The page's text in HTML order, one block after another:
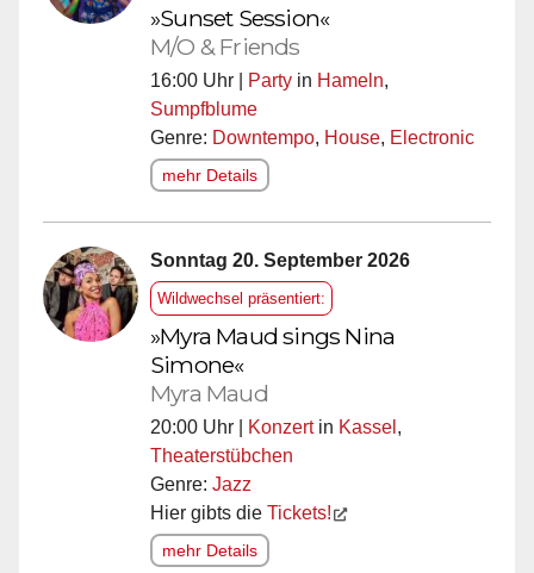
»Sunset Session«
M/O & Friends
16:00 Uhr | Party in Hameln,
Sumpfblume
Genre: Downtempo, House, Electronic
mehr Details
Sonntag 20. September 2026
Wildwechsel präsentiert:
»Myra Maud sings Nina
Simone«
Myra Maud
20:00 Uhr | Konzertin Kassel ,
Theaterstübchen
Genre: Jazz
Hier gibts die Tickets!
mehr Details